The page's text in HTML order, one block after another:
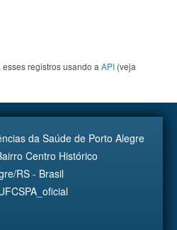
registros usando a API (veja
da Saúde de Porto Alegre
Centro Histórico
RS - Brasil